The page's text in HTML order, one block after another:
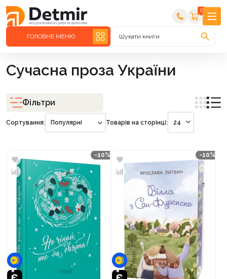
0
ГОЛОВНЕ МЕНЮ Шукати книги
Сучасна проза України
Фільтри
Сортування: Популярні Товарів на сторінці: 24
-10% -10%